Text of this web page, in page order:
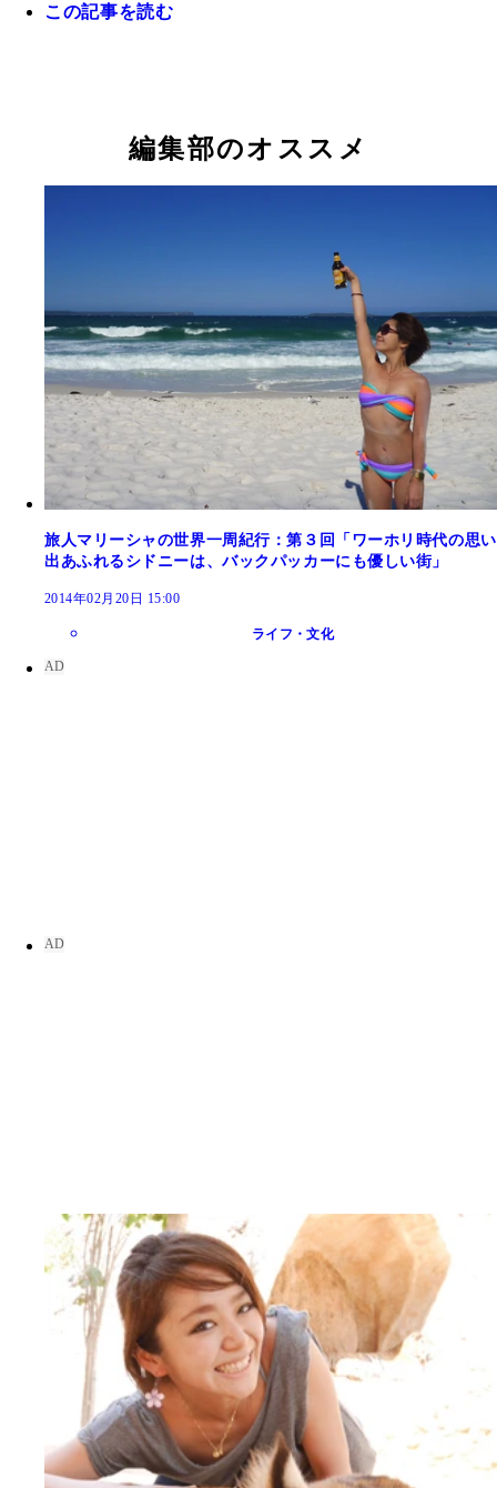
きたいと言っていた。にしても、この身長差！
この記事を読む
編集部のオススメ
旅人マリーシャの世界一周紀行：第３回「ワーホリ時代の思い
出あふれるシドニーは、バックパッカーにも優しい街」
2014年02月20日 15:00
ライフ・文化